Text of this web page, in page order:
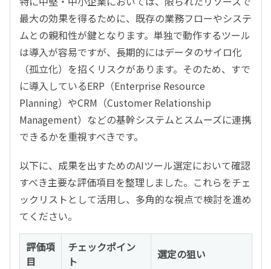
最大の効果を得るために、既存の業務フローやシステ
ムとの親和性が鍵となります。単独で動作するツール
は導入が容易ですが、長期的にはデータのサイロ化
（孤立化）を招くリスクがあります。そのため、すで
に導入しているERP（Enterprise Resource
Planning）やCRM（Customer Relationship
Management）などの基幹システムとスムーズに連携
できるかを重視すべきです。
以下に、成果を出すためのAIツール選定において確認
すべき主要な評価項目を整理しました。これらをチェ
ックリストとして活用し、多角的な視点で検討を進め
てください。
評価項
目
チェックポイン
ト
選定の狙い